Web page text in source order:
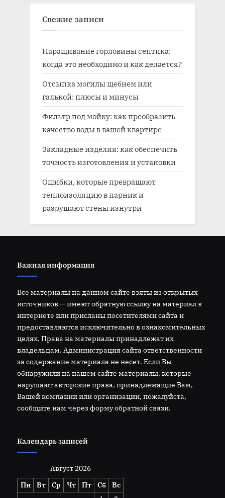
Свежие записи
Наращивание горловины септика:
когда это необходимо и как делается?
Отсыпка могилы щебнем или
галькой: плюсы и минусы
Фильтр под мойку: как преобразить
качество воды в вашей квартире
Закладные изделия: как обеспечить
точность изготовления и установки
Ошибки, которые превращают
теплоизоляцию в парник и
разрушают стены изнутри
Важная информация
Все материалы на данном сайте взяты из открытых
источников — имеют обратную ссылку на материал в
интернете или присланы посетителями сайта и
предоставляются исключительно в ознакомительных
целях. Права на материалы принадлежат их
владельцам. Администрация сайта ответственности
за содержание материала не несет. Если Вы
обнаружили на нашем сайте материалы, которые
нарушают авторские права, принадлежащие Вам,
Вашей компании или организации, пожалуйста,
сообщите нам через форму обратной связи.
Календарь записей
Август 2026
Пн
Вт Ср Чт Пт Сб
Вс